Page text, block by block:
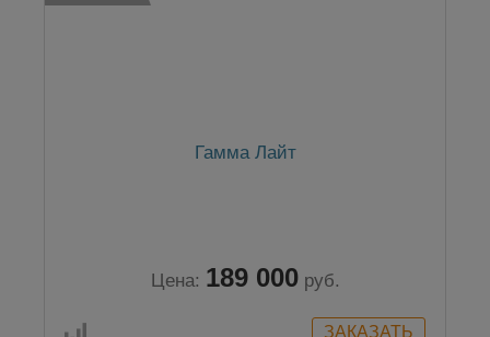
Гамма Лайт
Цена: 189 000 руб.